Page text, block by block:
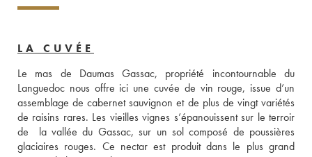
LA CUVÉE
Le mas de Daumas Gassac, propriété incontournable du
Languedoc nous offre ici une cuvée de vin rouge, issue d’un
assemblage de cabernet sauvignon et de plus de vingt variétés
de raisins rares. Les vieilles vignes s’épanouissent sur le terroir
de  la vallée du Gassac, sur un sol composé de poussières
glaciaires rouges. Ce nectar est produit dans le plus grand